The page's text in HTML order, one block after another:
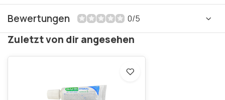
Bewertungen 0/5
Zuletzt von dir angesehen